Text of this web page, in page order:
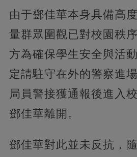
由于鄧佳華本身具備高
量群眾圍觀已對校園秩
方為確保學生安全與活
定請駐守在外的警察進
局員警接獲通報後進入
鄧佳華離開。
鄧佳華對此並未反抗，